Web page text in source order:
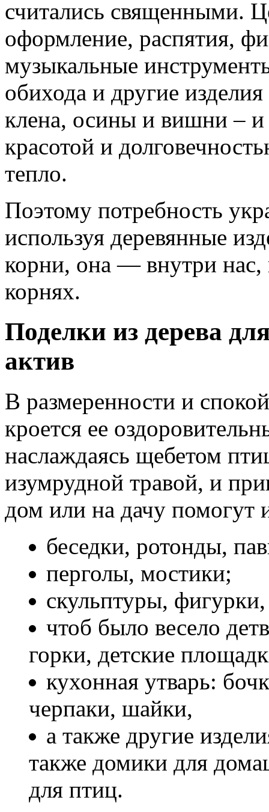
считались священными.
оформление, распятия,
музыкальные
обихода и другие
клена, осины и вишни –
красотой и
тепло.
Поэтому потребность
используя деревянные
корни, она — внутри
корнях.
Поделки из дерева
актив
В размеренности и
кроется ее
наслаждаясь щебетом
изумрудной травой, и
дом или на дачу помогут
беседки, ротонды,
перголы, мостики;
скульптуры,
чтоб было весело
горки, детские
кухонная утварь:
черпаки, шайки,
а также другие
также домики для
для птиц.